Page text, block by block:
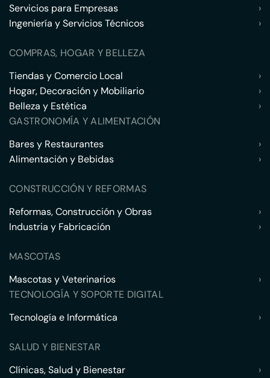
Servicios para Empresas
›
Ingeniería y Servicios Técnicos
›
COMPRAS, HOGAR Y BELLEZA
Tiendas y Comercio Local
›
Hogar, Decoración y Mobiliario
›
Belleza y Estética
›
GASTRONOMÍA Y ALIMENTACIÓN
Bares y Restaurantes
›
Alimentación y Bebidas
›
CONSTRUCCIÓN Y REFORMAS
Reformas, Construcción y Obras
›
Industria y Fabricación
›
MASCOTAS
Mascotas y Veterinarios
›
TECNOLOGÍA Y SOPORTE DIGITAL
Tecnología e Informática
›
SALUD Y BIENESTAR
Clínicas, Salud y Bienestar
›